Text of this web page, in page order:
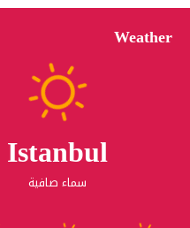
Weather
Istanbul
سماء صافية